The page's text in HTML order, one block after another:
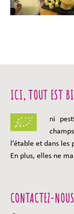
ICI, TOUT EST
ni
l’étable et dans
En plus, elles ne
CONTACTEZ-NOUS